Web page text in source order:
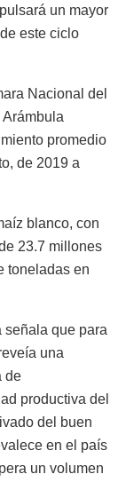
un mayor
este ciclo
Nacional del
promedio
de 2019 a
blanco, con
23.7 millones
toneladas en
señala que para
una
de
productiva del
del buen
en el país
un volumen